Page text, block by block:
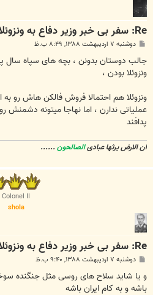
Re: سفر بی خبر وزیر دفاع به ونزوئلا
ت
دوشنبه ۷ اردیبهشت ۱۳۸۸, ۸:۴۹ ب.ظ
جالب دوستان بدونن ، بچه های سپاه
ونزوئلا بودن ،
ونزوئلا هم احتمالا فروش فالکن هاش رو به
عملیاتی ندارن ، اما نهاجا میتونه دشمنش
پدافند
ان الارض یرثها عبادیالصالحون ......
Colonel II
shola
Re: سفر بی خبر وزیر دفاع به ونزوئلا
ت
دوشنبه ۷ اردیبهشت ۱۳۸۸, ۹:۴۰ ب.ظ
باشه و به کام ایران باشه